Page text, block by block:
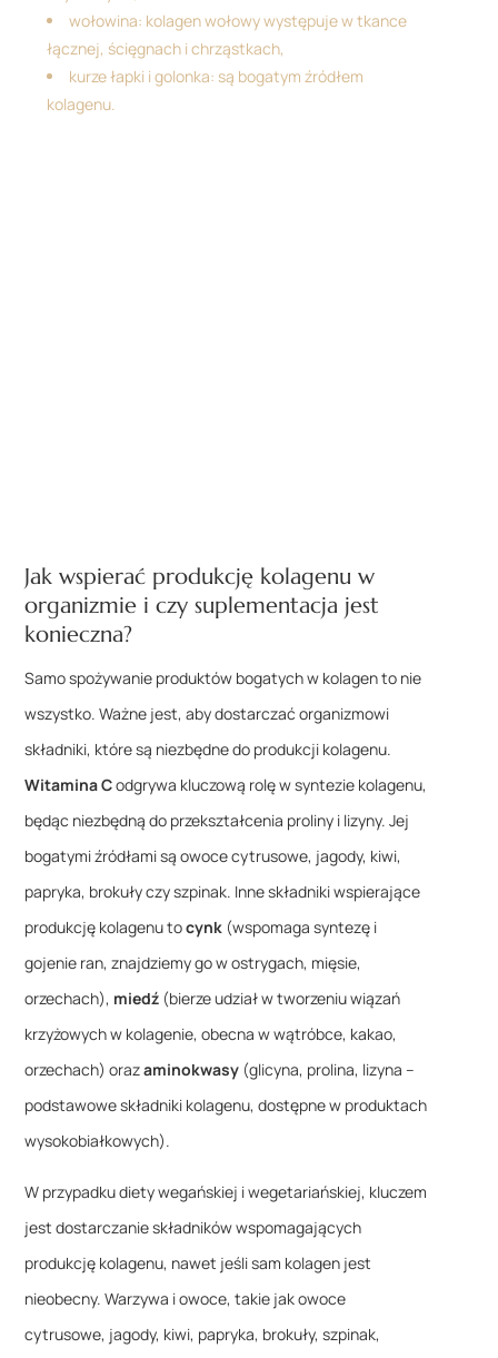
wołowina: kolagen wołowy występuje w tkance
łącznej, ścięgnach i chrząstkach,
kurze łapki i golonka: są bogatym źródłem
kolagenu.
Jak wspierać produkcję kolagenu w
organizmie i czy suplementacja jest
konieczna?
Samo spożywanie produktów bogatych w kolagen to nie
wszystko. Ważne jest, aby dostarczać organizmowi
składniki, które są niezbędne do produkcji kolagenu.
Witamina Codgrywa kluczową rolę w syntezie kolagenu,
będąc niezbędną do przekształcenia proliny i lizyny. Jej
bogatymi źródłami są owoce cytrusowe, jagody, kiwi,
papryka, brokuły czy szpinak. Inne składniki wspierające
produkcję kolagenu tocynk (wspomaga syntezę i
gojenie ran, znajdziemy go w ostrygach, mięsie,
orzechach), miedź (bierze udział w tworzeniu wiązań
krzyżowych w kolagenie, obecna w wątróbce, kakao,
orzechach) orazaminokwasy (glicyna, prolina, lizyna –
podstawowe składniki kolagenu, dostępne w produktach
wysokobiałkowych).
W przypadku diety wegańskiej i wegetariańskiej, kluczem
jest dostarczanie składników wspomagających
produkcję kolagenu, nawet jeśli sam kolagen jest
nieobecny. Warzywa i owoce, takie jak owoce
cytrusowe, jagody, kiwi, papryka, brokuły, szpinak,